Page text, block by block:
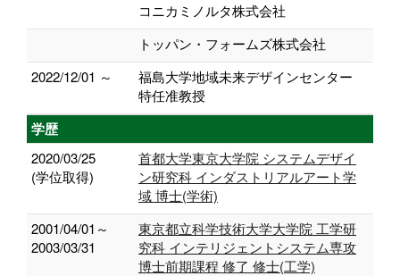
コニカミノルタ株式会社
トッパン・フォームズ株式会社
2022/12/01 ～
福島大学地域未来デザインセンター
特任准教授
学歴
2020/03/25
(学位取得)
首都大学東京大学院 システムデザイ
ン研究科 インダストリアルアート学
域 博士(学術)
2001/04/01～
2003/03/31
東京都立科学技術大学大学院 工学研
究科 インテリジェントシステム専攻
博士前期課程 修了 修士(工学)